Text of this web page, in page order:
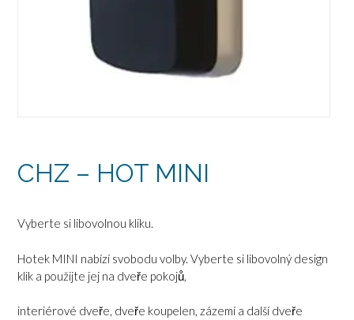
CHZ – HOT MINI
Vyberte si libovolnou kliku.
Hotek MINI nabízí svobodu volby. Vyberte si libovolný design
klik a použijte jej na dveře pokojů,
interiérové dveře, dveře koupelen, zázemí a další dveře